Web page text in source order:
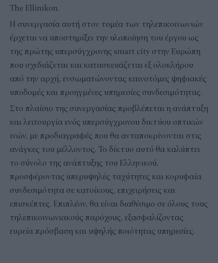
The Ellinikon.
Η συνεργασία αυτή στον τομέα των τηλεπικοινωνιών
έρχεται να υποστηρίξει την υλοποίηση του έργου ως
της πρώτης υπερσύγχρονης smart city στην Ευρώπη
που σχεδιάζεται και κατασκευάζεται εξ ολοκλήρου
από την αρχή, ενσωματώνοντας καινοτόμες ψηφιακές
υποδομές και προηγμένες υπηρεσίες συνδεσιμότητας.
Στο πλαίσιο της συνεργασίας προβλέπεται η ανάπτυξη
και λειτουργία ενός υπερσύγχρονου δικτύου οπτικών
ινών, με προδιαγραφές που θα ανταποκρίνονται στις
ανάγκες του μέλλοντος. To δίκτυο αυτό θα καλύπτει
το σύνολο της ανάπτυξης του Ελληνικού,
προσφέροντας υπερυψηλές ταχύτητες και κορυφαία
συνδεσιμότητα σε κατοίκους, επιχειρήσεις και
επισκέπτες. Επιπλέον, θα είναι διαθέσιμο σε όλους τους
τηλεπικοινωνιακούς παρόχους, εξασφαλίζοντας
ευρεία πρόσβαση και υψηλής ποιότητας υπηρεσίες.